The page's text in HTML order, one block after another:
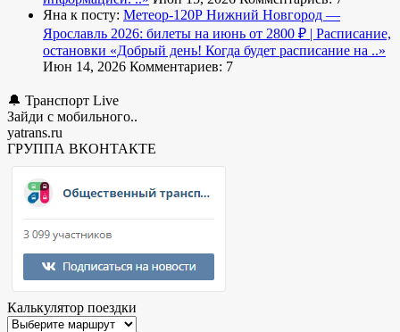
Яна к посту: Метеор-120Р Нижний Новгород —
Ярославль 2026: билеты на июнь от 2800 ₽ | Расписание,
остановки «Добрый день! Когда будет расписание на ..»
Июн 14, 2026 Комментариев: 7
🔔 Транспорт Live
Зайди с мобильного..
yatrans.ru
ГРУППА ВКОНТАКТЕ
Калькулятор поездки